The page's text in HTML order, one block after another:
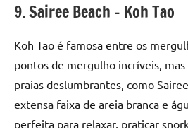
9. Sairee Beach – Koh Tao
Koh Tao é famosa entre os
pontos de mergulho incríveis,
praias deslumbrantes, como
extensa faixa de areia branca e
perfeita para relaxar, praticar